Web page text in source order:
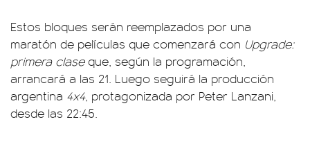
Estos bloques serán reemplazados por una
maratón de películas que comenzará con Upgrade:
primera claseque, según la programación,
arrancará a las 21. Luego seguirá la producción
argentina 4x4, protagonizada por Peter Lanzani,
desde las 22:45.